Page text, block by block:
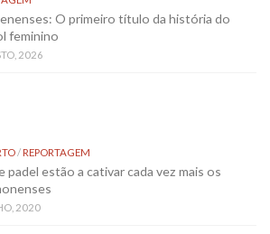
O primeiro título da história do
feminino
2026
/REPORTAGEM
padel estão a cativar cada vez mais os
2020